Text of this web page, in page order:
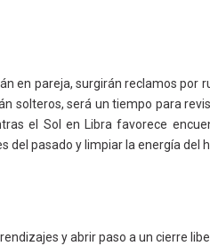
en pareja, surgirán reclamos por
solteros, será un tiempo para
el Sol en Libra favorece
del pasado y limpiar la energía del
y abrir paso a un cierre